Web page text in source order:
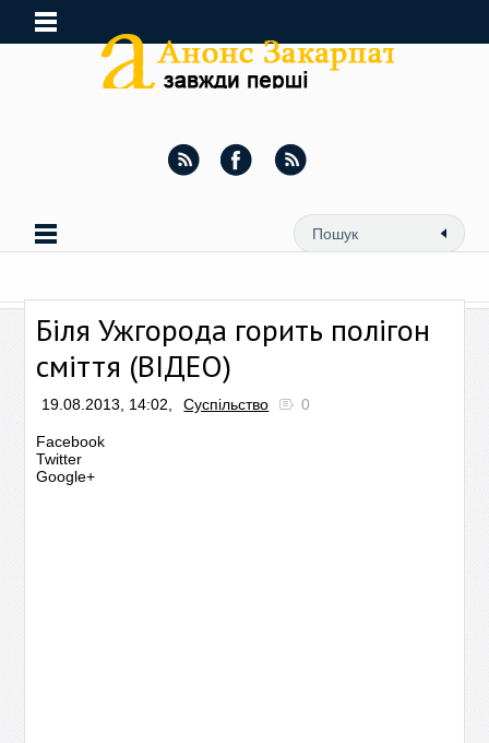
Біля Ужгорода горить полігон
сміття (ВІДЕО)
19.08.2013, 14:02, Суспільство 0
Facebook
Twitter
Google+